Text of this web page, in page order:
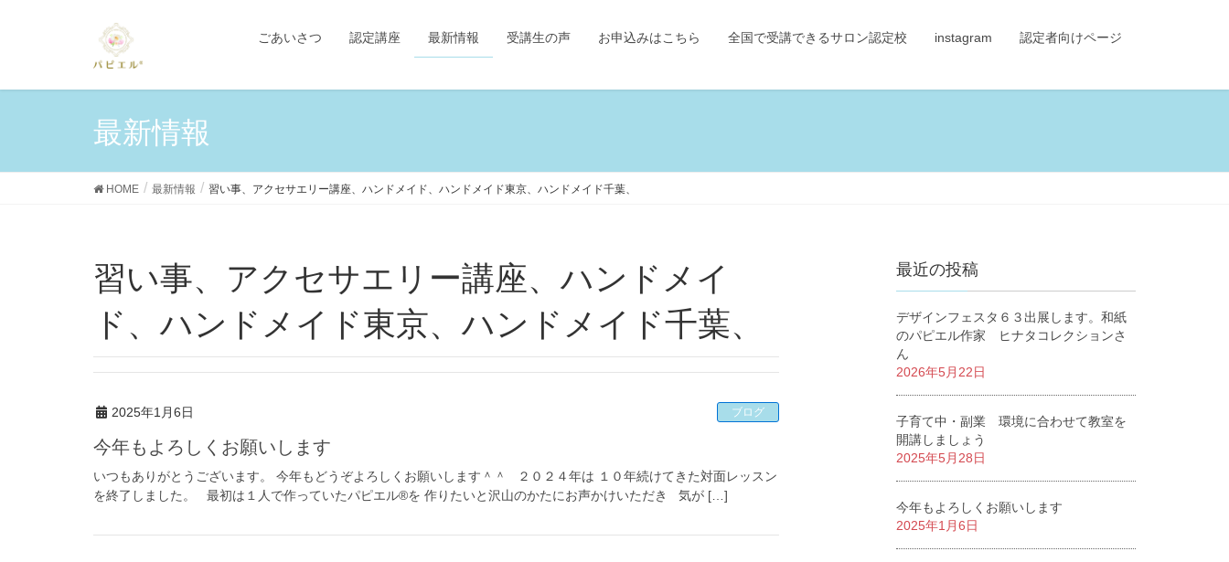
ごあいさつ 認定講座 最新情報 受講生の声 お申込みはこちら 全国で受講できるサロン認定校 instagram 認定者向けページ
最新情報
HOME 最新情報 習い事、アクセサエリー講座、ハンドメイド、ハンドメイド東京、ハンドメイド千葉、
習い事、アクセサエリー講座、ハンドメイ
ド、ハンドメイド東京、ハンドメイド千葉、
2025年1月6日 ブログ
今年もよろしくお願いします
いつもありがとうございます。 今年もどうぞよろしくお願いします＾＾ ２０２４年は １０年続けてきた対面レッスン
を終了しました。 最初は１人で作っていたパピエル®を 作りたいと沢山のかたにお声かけいただき 気が […]
最近の投稿
デザインフェスタ６３出展します。和紙
のパピエル作家 ヒナタコレクションさ
ん
2026年5月22日
子育て中・副業 環境に合わせて教室を
開講しましょう
2025年5月28日
今年もよろしくお願いします
2025年1月6日